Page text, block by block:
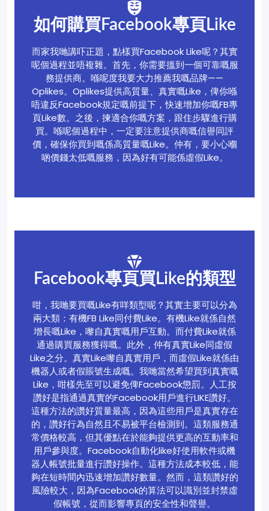
如何購買Facebook專頁Like
而家我哋講吓正題，點樣買Facebook Like呢？其實
呢個過程並唔複雜。首先，你需要搵到一個可靠嘅服
務提供商。喺呢度我要大力推薦我嘅品牌——
Oplikes。Oplikes提供高質量、真實嘅Like，俾你喺
唔違反Facebook規定嘅前提下，快速增加你嘅FB專
頁Like數。之後，揀適合你嘅方案，跟住步驟進行購
買。喺呢個過程中，一定要注意提供商嘅信譽同評
價，確保你買到嘅係高質量嘅Like。仲有，要小心嗰
啲價錢太低嘅服務，因為好有可能係虛假Like。
Facebook專頁買Like的類型
咁，我哋要買嘅Like有咩類型呢？其實主要可以分為
兩大類：有機FB Like同付費Like。有機Like就係自然
增長嘅Like，嚟自真實嘅用戶互動。而付費Like就係
通過購買服務獲得嘅。此外，仲有真實Like同虛假
Like之分。真實Like嚟自真實用戶，而虛假Like就係由
機器人或者假賬號生成嘅。我哋當然希望買到真實嘅
Like，咁樣先至可以避免俾Facebook懲罰。人工按
讚好是指通過真實的Facebook用戶進行LIKE讚好。
這種方法的讚好質量最高，因為這些用戶是真實存在
的，讚好行為自然且不易被平台檢測到。這類服務通
常價格較高，但其優點在於能夠提供更高的互動率和
用戶參與度。Facebook自動化like好使用軟件或機
器人帳號批量進行讚好操作。這種方法成本較低，能
夠在短時間內迅速增加讚好數量。然而，這類讚好的
風險較大，因為Facebook的算法可以識別並封禁虛
假帳號，從而影響專頁的安全性和聲譽。